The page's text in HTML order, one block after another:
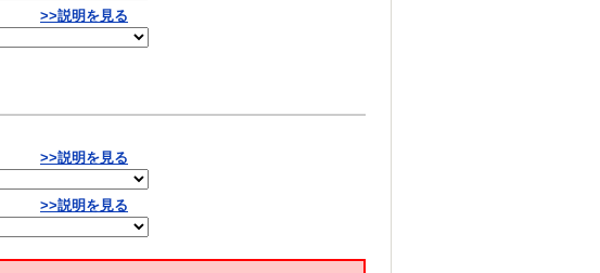
>>説明を見る
>>説明を見る
>>説明を見る